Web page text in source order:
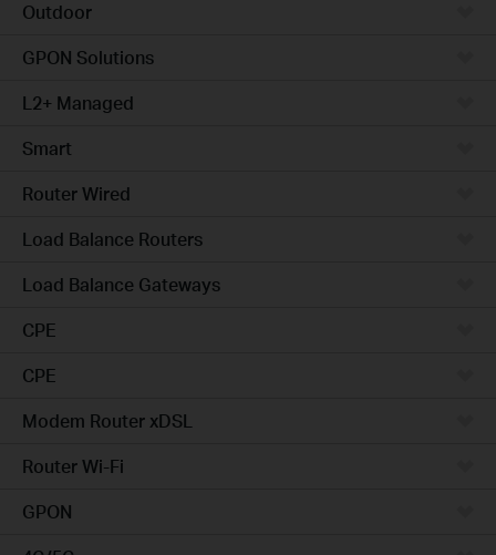
Outdoor
GPON Solutions
L2+ Managed
Smart
Router Wired
Load Balance Routers
Load Balance Gateways
CPE
CPE
Modem Router xDSL
Router Wi-Fi
GPON